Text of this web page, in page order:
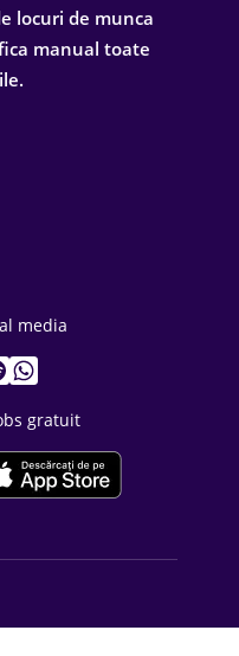
locuri de munca
manual toate
media
gratuit